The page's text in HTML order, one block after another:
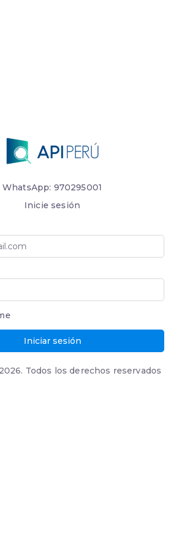
WhatsApp: 970295001
Inicie sesión
Iniciar sesión
Todos los derechos reservados